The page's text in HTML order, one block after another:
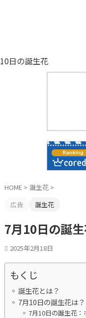
HOME > 誕生花 >
広告
誕生花
7月10日の誕
2025年2月18日
もくじ
誕生花とは？
7月10日の誕生花は？
7月10日の誕生花：